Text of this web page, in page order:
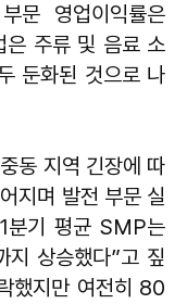
문 영업이익률은
주류 및 음료 소
둔화된 것으로 나
동 지역 긴장에 따
지며 발전 부문 실
분기 평균 SMP는
상승했다”고 짚
했지만 여전히 80